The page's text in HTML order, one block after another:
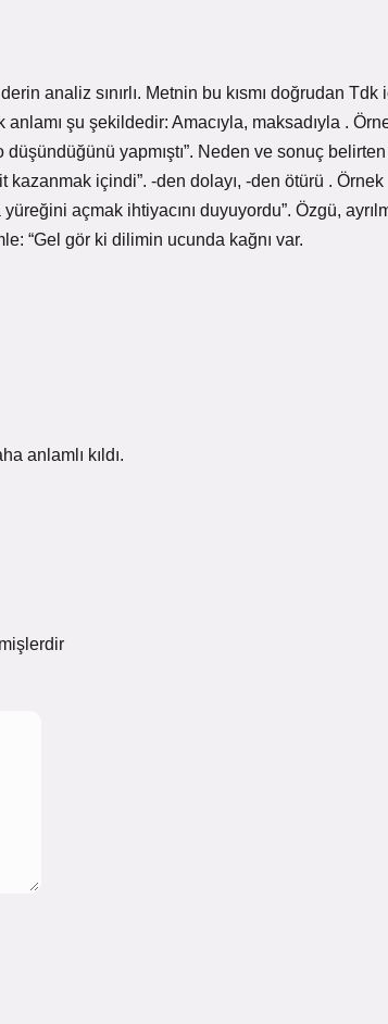
analiz sınırlı. Metnin bu kısmı doğrudan Tdk
şu şekildedir: Amacıyla, maksadıyla .
yapmıştı”. Neden ve sonuç
kazanmak içindi”. -den dolayı, -den ötürü . Örnek
açmak ihtiyacını duyuyordu”. Özgü,
“Gel gör ki dilimin ucunda kağnı var.
anlamlı kıldı.